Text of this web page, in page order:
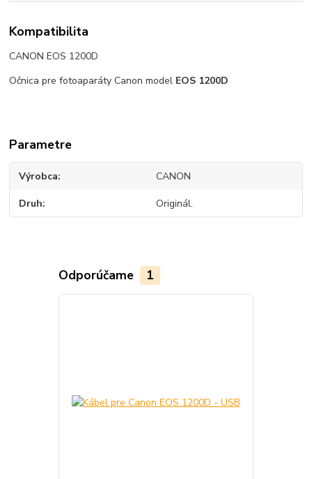
Kompatibilita
CANON EOS 1200D
Očnica pre fotoaparáty Canon model EOS 1200D
Parametre
Výrobca CANON
Druh Originál.
Odporúčame 1